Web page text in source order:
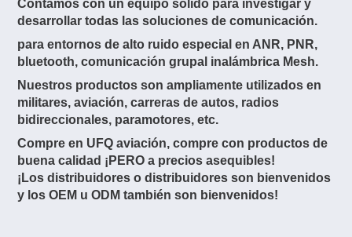
Contamos con un equipo sólido para investigar y
desarrollar todas las soluciones de comunicación.
para entornos de alto ruido especial en ANR, PNR,
bluetooth, comunicación grupal inalámbrica Mesh.
Nuestros productos son ampliamente utilizados en
militares, aviación, carreras de autos, radios
bidireccionales, paramotores, etc.
Compre en UFQ aviación, compre con productos de
buena calidad ¡PERO a precios asequibles!
¡Los distribuidores o distribuidores son bienvenidos
y los OEM u ODM también son bienvenidos!